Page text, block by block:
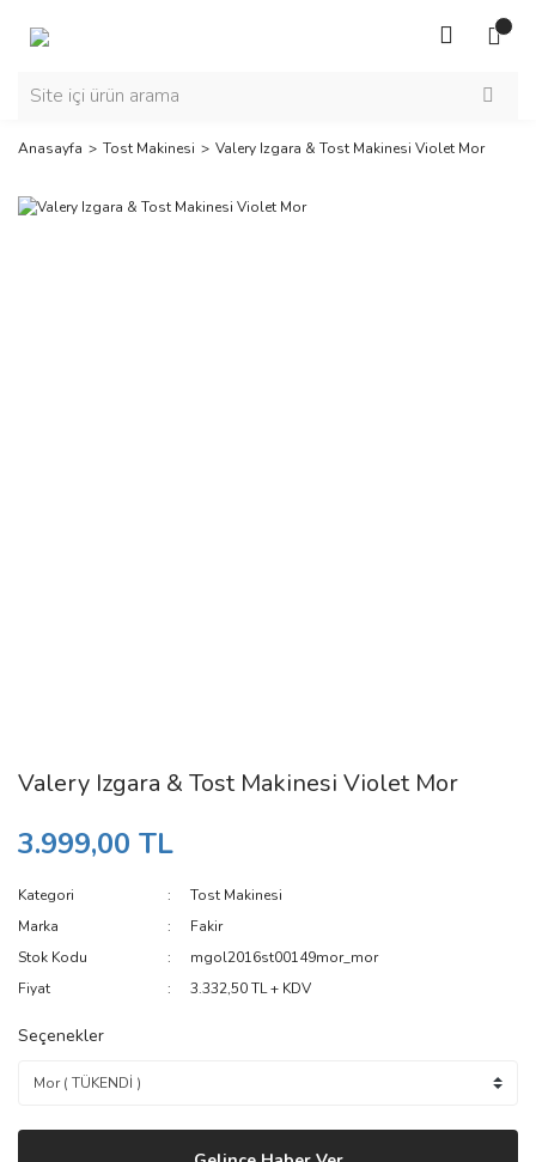
Anasayfa Tost Makinesi Valery Izgara & Tost Makinesi Violet Mor
Valery Izgara & Tost Makinesi Violet Mor
3.999,00 TL
Kategori
Tost Makinesi
Marka
Fakir
Stok Kodu
mgol2016st00149mor_mor
Fiyat
3.332,50 TL + KDV
Seçenekler